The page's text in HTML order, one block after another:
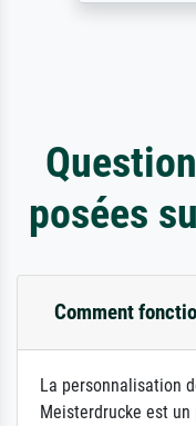
posées
Comment
La personnalisation
Meisterdrucke est